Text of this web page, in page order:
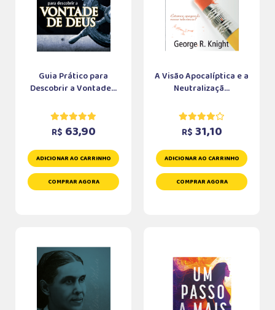
Guia Prático para
Descobrir a Vontade...
R$ 63,90
ADICIONAR AO CARRINHO
COMPRAR AGORA
A Visão Apocalíptica e a
Neutralizaçã...
R$ 31,10
ADICIONAR AO CARRINHO
COMPRAR AGORA